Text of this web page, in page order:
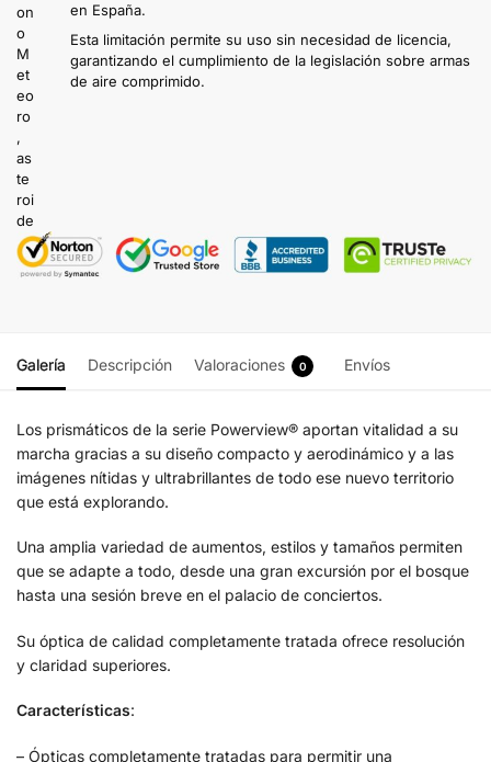
en España.
Esta limitación permite su uso sin necesidad de licencia,
garantizando el cumplimiento de la legislación sobre armas
de aire comprimido.
Galería Descripción Valoraciones 0 Envíos
Los prismáticos de la serie Powerview® aportan vitalidad a su
marcha gracias a su diseño compacto y aerodinámico y a las
imágenes nítidas y ultrabrillantes de todo ese nuevo territorio
que está explorando.
Una amplia variedad de aumentos, estilos y tamaños permiten
que se adapte a todo, desde una gran excursión por el bosque
hasta una sesión breve en el palacio de conciertos.
Su óptica de calidad completamente tratada ofrece resolución
y claridad superiores.
Características:
– Ópticas completamente tratadas para permitir una